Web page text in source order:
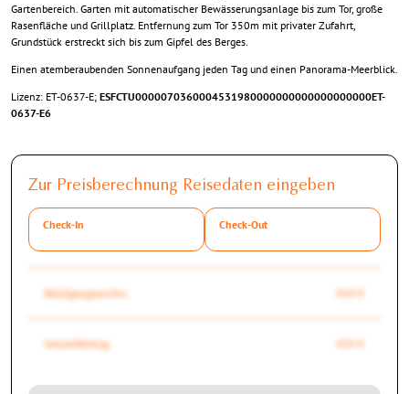
Gartenbereich. Garten mit automatischer Bewässerungsanlage bis zum Tor, große
Rasenfläche und Grillplatz. Entfernung zum Tor 350m mit privater Zufahrt,
Grundstück erstreckt sich bis zum Gipfel des Berges.
Einen atemberaubenden Sonnenaufgang jeden Tag und einen Panorama-Meerblick.
Lizenz: ET-0637-E; ESFCTU0000070360004531980000000000000000000ET-
0637-E6
Zur Preisberechnung Reisedaten eingeben
Check-In Check-Out
Reinigungsservice 450 €
Gesamtbetrag 450 €